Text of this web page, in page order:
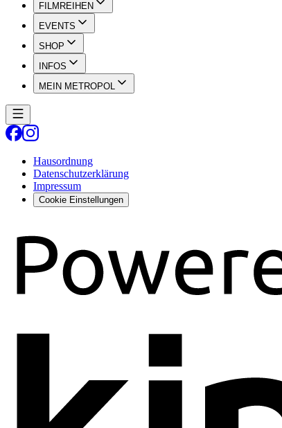
FILMREIHEN
EVENTS
SHOP
INFOS
MEIN METROPOL
Hausordnung
Datenschutzerklärung
Impressum
Cookie Einstellungen